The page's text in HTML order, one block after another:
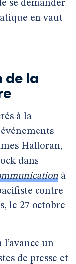
se demander
en vaut
de la
à la
Halloran,
dans
à
contre
le 27 octobre
un
de presse et